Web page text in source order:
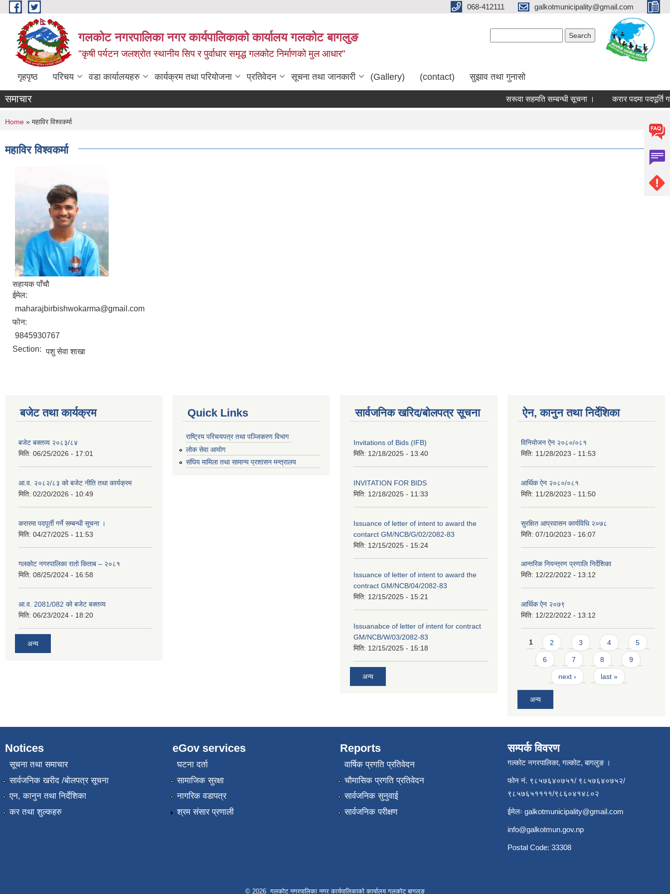
Skip to main content 068-412111 galkotmunicipality@gmail.com
गलकोट नगरपालिका नगर कार्यपालिकाको कार्यालय गलकोट बागलुङ
"कृषी पर्यटन जलश्रोत स्थानीय सिप र पुर्वाधार समृद्ध गलकोट निर्माणको मुल आधार"
गृहपृष्ठ परिचय वडा कार्यालयहरु कार्यक्रम तथा परियोजना प्रतिवेदन सूचना तथा जानकारी (Gallery) (contact) सुझाव तथा गुनासो
समाचार सरूवा सहमति सम्बन्धी सूचना । करार पदमा पदपूर्ति
You are here
Home » महाविर विश्वकर्मा
महाविर विश्वकर्मा
सहायक पाँचौ
ईमेल:
maharajbirbishwokarma@gmail.com
फोन:
9845930767
Section: पशु सेवा शाखा
बजेट तथा कार्यक्रम
बजेट बक्तव्य २०८३/८४
मिति: 06/25/2026 - 17:01
आ.व. २०८२/८३ को बजेट नीति तथा कार्यक्रम
मिति: 02/20/2026 - 10:49
करारमा पदपूर्ती गर्ने सम्बन्धी सूचना ।
मिति: 04/27/2025 - 11:53
गलकोट नगरपालिका रातो किताब – २०८१
मिति: 08/25/2024 - 16:58
आ.व. 2081/082 को बजेट बक्तव्य
मिति: 06/23/2024 - 18:20
अन्य
Quick Links
राष्ट्रिय परिचयपत्र तथा पञ्जिकरण विभाग
लोक सेवा आयोग
संघिय मामिला तथा सामान्य प्रशासन मन्त्रालय
सार्वजनिक खरिद/बोलपत्र सूचना
Invitations of Bids (IFB)
मिति: 12/18/2025 - 13:40
INVITATION FOR BIDS
मिति: 12/18/2025 - 11:33
Issuance of letter of intent to award the
contarct GM/NCB/G/02/2082-83
मिति: 12/15/2025 - 15:24
Issuance of letter of intent to award the
contract GM/NCB/04/2082-83
मिति: 12/15/2025 - 15:21
Issuanabce of letter of intent for contract
GM/NCB/W/03/2082-83
मिति: 12/15/2025 - 15:18
अन्य
ऐन, कानुन तथा निर्देशिका
विनियोजन ऐन २०८०/०८१
मिति: 11/28/2023 - 11:53
आर्थिक ऐन २०८०/०८१
मिति: 11/28/2023 - 11:50
सुरक्षित आप्रवासन कार्यविधि २०७८
मिति: 07/10/2023 - 16:07
आन्तरिक नियन्त्रण प्रणालि निर्देशिका
मिति: 12/22/2022 - 13:12
आर्थिक ऐन २०७९
मिति: 12/22/2022 - 13:12
Pages
1 2 3 4 5
6 7 8 9
next › last »
अन्य
Notices
सूचना तथा समाचार
सार्वजनिक खरीद /बोलपत्र सूचना
एन, कानुन तथा निर्देशिका
कर तथा शुल्कहरु
eGov services
घटना दर्ता
सामाजिक सुरक्षा
नागरिक वडापत्र
श्रम संसार प्रणाली
Reports
वार्षिक प्रगति प्रतिवेदन
चौमासिक प्रगति प्रतिवेदन
सार्वजनिक सुनुवाई
सार्वजनिक परीक्षण
सम्पर्क विवरण
गल्कोट नगरपालिका, गल्कोट, बागलुङ ।
फोन नं. ९८५७६४०७५१/ ९८५७६४०७५२/
९८५७६५११११/९८६०४१४८०२
ईमेलः galkotmunicipality@gmail.com
info@galkotmun.gov.np
Postal Code: 33308
© 2026 गलकोट नगरपालिका नगर कार्यपालिकाको कार्यालय गलकोट बागलुङ